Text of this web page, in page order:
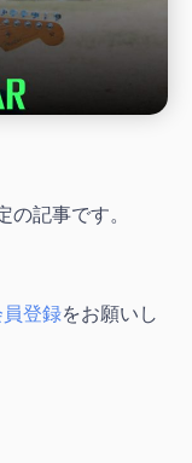
記事です。
登録をお願いし